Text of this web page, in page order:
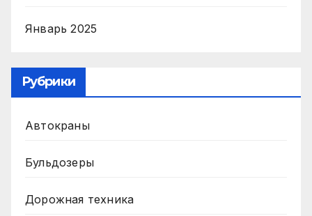
Январь 2025
Рубрики
Автокраны
Бульдозеры
Дорожная техника